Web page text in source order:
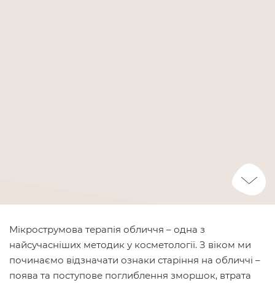
Scroll
Мікрострумова терапія обличчя – одна з
найсучасніших методик у косметології. З віком ми
починаємо відзначати ознаки старіння на обличчі –
поява та поступове поглиблення зморшок, втрата